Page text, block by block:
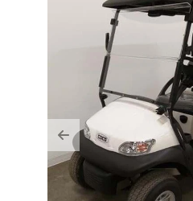
Previous